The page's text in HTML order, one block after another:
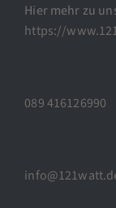
Hier mehr zu
https://
089 416126990